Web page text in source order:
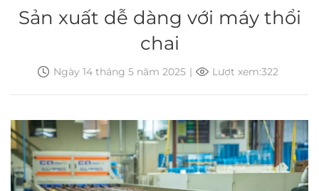
Sản xuất dễ dàng với máy thổi
chai
Ngày 14 tháng 5 năm 2025 | Lượt xem:322